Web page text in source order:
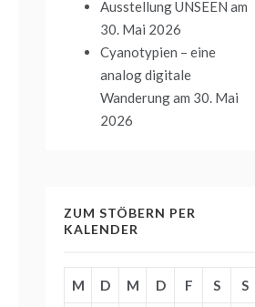
Ausstellung UNSEEN am
30. Mai 2026
Cyanotypien – eine
analog digitale
Wanderungam 30. Mai
2026
ZUM STÖBERN PER
KALENDER
M D M D F S
S